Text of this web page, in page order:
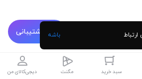
پشتیبانی
سبد خرید مگنت دیجی‌کالای من
ارتباط باشه